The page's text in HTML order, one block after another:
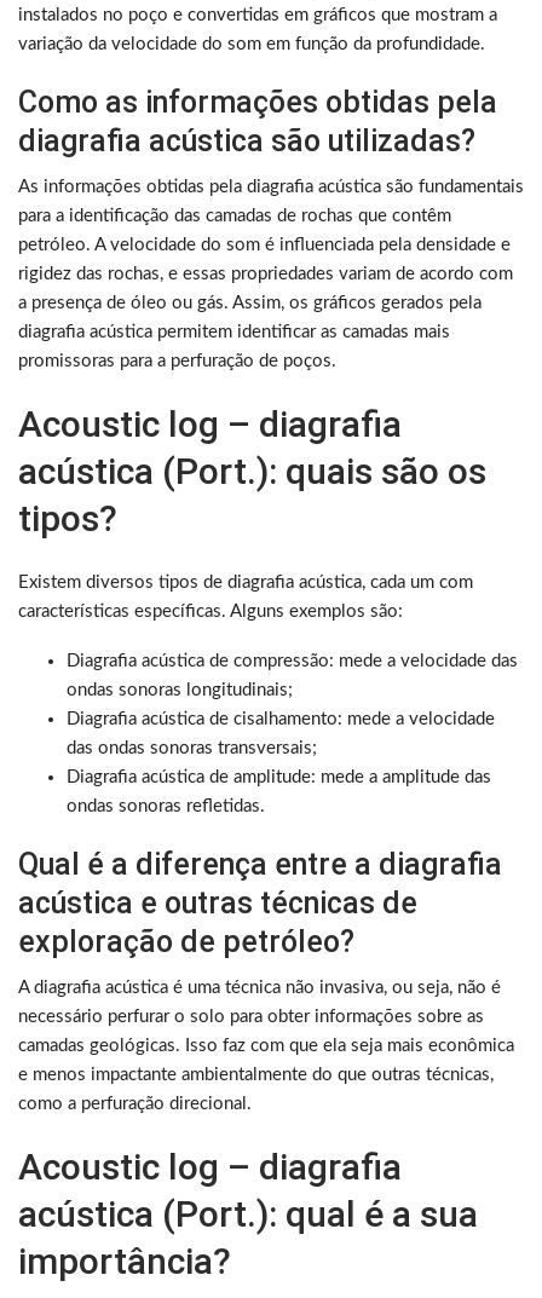
instalados no poço e convertidas em gráficos que mostram a
variação da velocidade do som em função da profundidade.
Como as informações obtidas pela
diagrafia acústica são utilizadas?
As informações obtidas pela diagrafia acústica são fundamentais
para a identificação das camadas de rochas que contêm
petróleo. A velocidade do som é influenciada pela densidade e
rigidez das rochas, e essas propriedades variam de acordo com
a presença de óleo ou gás. Assim, os gráficos gerados pela
diagrafia acústica permitem identificar as camadas mais
promissoras para a perfuração de poços.
Acoustic log – diagrafia
acústica (Port.): quais são os
tipos?
Existem diversos tipos de diagrafia acústica, cada um com
características específicas. Alguns exemplos são:
Diagrafia acústica de compressão: mede a velocidade das
ondas sonoras longitudinais;
Diagrafia acústica de cisalhamento: mede a velocidade
das ondas sonoras transversais;
Diagrafia acústica de amplitude: mede a amplitude das
ondas sonoras refletidas.
Qual é a diferença entre a diagrafia
acústica e outras técnicas de
exploração de petróleo?
A diagrafia acústica é uma técnica não invasiva, ou seja, não é
necessário perfurar o solo para obter informações sobre as
camadas geológicas. Isso faz com que ela seja mais econômica
e menos impactante ambientalmente do que outras técnicas,
como a perfuração direcional.
Acoustic log – diagrafia
acústica (Port.): qual é a sua
importância?